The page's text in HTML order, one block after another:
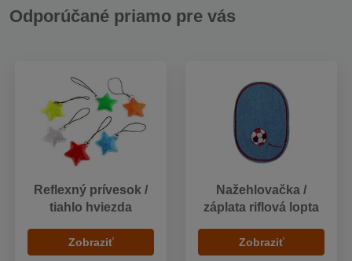
Odporúčané priamo pre vás
Reflexný prívesok /
tiahlo hviezda
Zobraziť
Nažehlovačka /
záplata riflová lopta
Zobraziť